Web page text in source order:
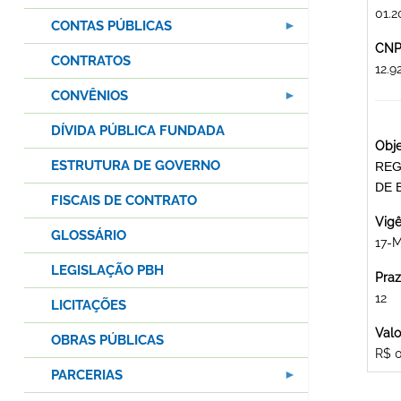
DE
17-
12
R$
CONTAS PÚBLICAS
CONTRATOS
CONVÊNIOS
DÍVIDA PÚBLICA FUNDADA
ESTRUTURA DE GOVERNO
FISCAIS DE CONTRATO
GLOSSÁRIO
LEGISLAÇÃO PBH
LICITAÇÕES
OBRAS PÚBLICAS
PARCERIAS